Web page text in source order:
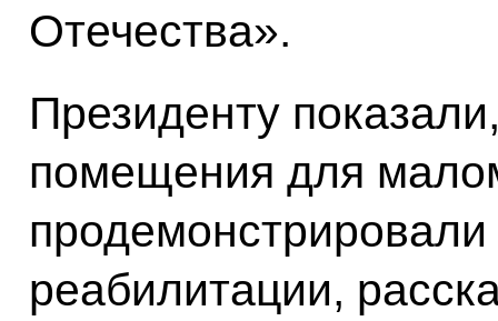
Отечества».
Президенту
помещения для
продемонстрировали
реабилитации,